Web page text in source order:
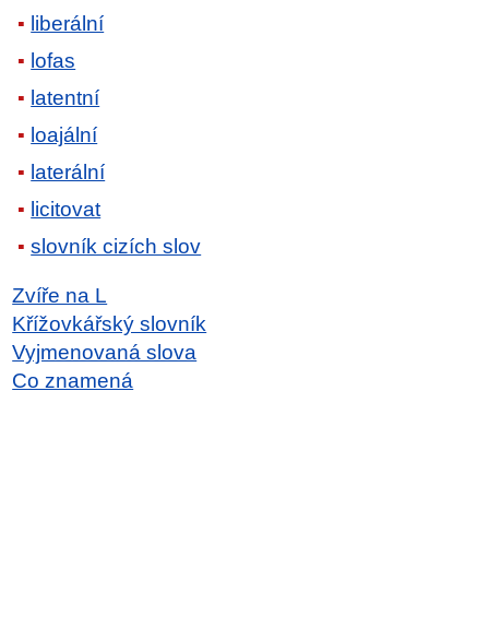
liberální
lofas
latentní
loajální
laterální
licitovat
slovník cizích slov
Zvíře na L
Křížovkářský slovník
Vyjmenovaná slova
Co znamená